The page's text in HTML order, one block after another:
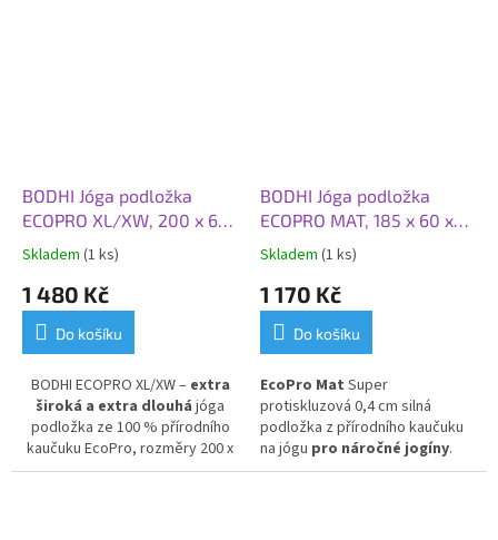
BODHI Jóga podložka
ECOPRO XL/XW, 200 x 66
x 0,4 cm, šedá tmavá
Skladem (1 ks)
1 480 Kč
Do košíku
BODHI ECOPRO XL/XW – extra
široká a extra dlouhá jóga
podložka ze 100 % přírodního
kaučuku EcoPro, rozměry 200 x
66 x 0,4 cm.Ideální pro vysoké
BODHI Jóga podložka
ECOPRO MAT, 185 x 60 x
0,4 cm, zelená
Skladem (1 ks)
1 170 Kč
Do košíku
EcoPro Mat Super
protiskluzová 0,4 cm silná
podložka z přírodního kaučuku
na jógu pro náročné jogíny.
Skvělá volba pro Vás, kteří